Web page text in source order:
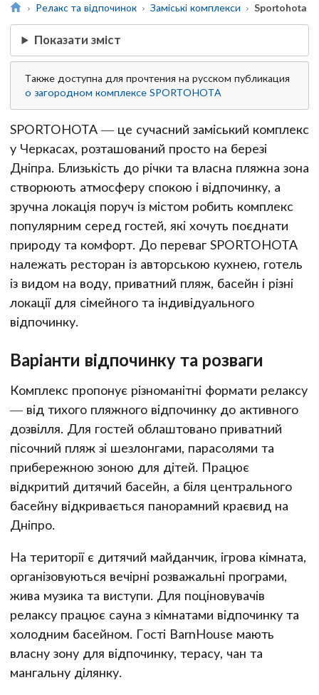
Релакс та відпочинок Заміські комплекси Sportohota
Показати зміст
Также доступна для прочтения на русском публикация
о загородном комплексе SPORTOHOTA
SPORTOHOTA — це сучасний заміський комплекс
у Черкасах, розташований просто на березі
Дніпра. Близькість до річки та власна пляжна зона
створюють атмосферу спокою і відпочинку, а
зручна локація поруч із містом робить комплекс
популярним серед гостей, які хочуть поєднати
природу та комфорт. До переваг SPORTOHOTA
належать ресторан із авторською кухнею, готель
із видом на воду, приватний пляж, басейн і різні
локації для сімейного та індивідуального
відпочинку.
Варіанти відпочинку та розваги
Комплекс пропонує різноманітні формати релаксу
— від тихого пляжного відпочинку до активного
дозвілля. Для гостей облаштовано приватний
пісочний пляж зі шезлонгами, парасолями та
прибережною зоною для дітей. Працює
відкритий дитячий басейн, а біля центрального
басейну відкривається панорамний краєвид на
Дніпро.
На території є дитячий майданчик, ігрова кімната,
організовуються вечірні розважальні програми,
жива музика та виступи. Для поціновувачів
релаксу працює сауна з кімнатами відпочинку та
холодним басейном. Гості BarnHouse мають
власну зону для відпочинку, терасу, чан та
мангальну ділянку.